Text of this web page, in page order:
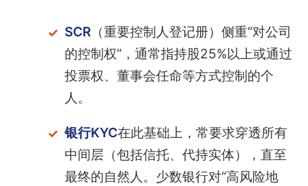
SCR（重要控制人登记册）侧重“对公司
的控制权”，通常指持股25%以上或通过
投票权、董事会任命等方式控制的个
人。
银行KYC在此基础上，常要求穿透所有
中间层（包括信托、代持实体），直至
最终的自然人。少数银行对“高风险地